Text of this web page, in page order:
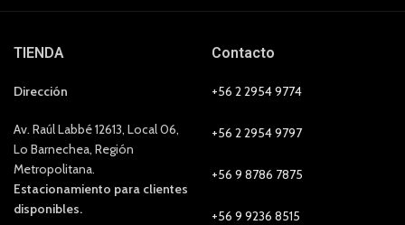
TIENDA
Dirección
Av. Raúl Labbé 12613, Local 06,
Lo Barnechea, Región
Metropolitana.
Estacionamiento para clientes
disponibles.
Contacto
+56 2 2954 9774
+56 2 2954 9797
+56 9 8786 7875
+56 9 9236 8515